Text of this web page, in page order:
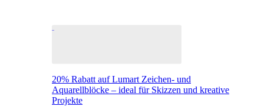
20% Rabatt auf Lumart Zeichen- und
Aquarellblöcke – ideal für Skizzen und kreative
Projekte